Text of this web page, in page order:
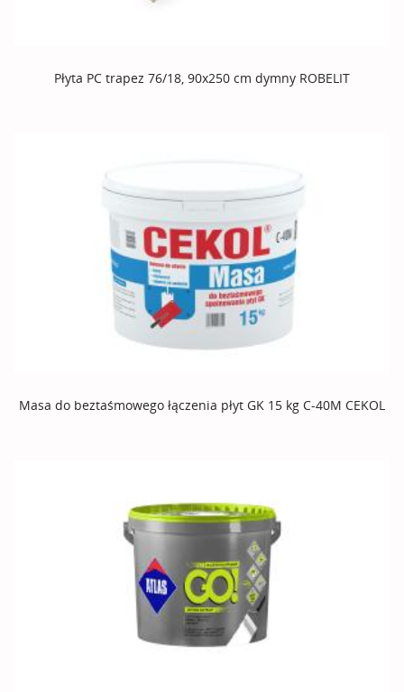
Płyta PC trapez 76/18, 90x250 cm dymny ROBELIT
Masa do beztaśmowego łączenia płyt GK 15 kg C-40M CEKOL